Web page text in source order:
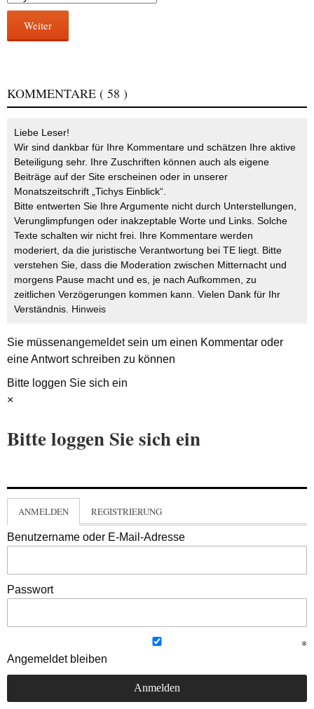
Weiter
KOMMENTARE ( 58 )
Liebe Leser!
Wir sind dankbar für Ihre Kommentare und schätzen Ihre aktive
Beteiligung sehr. Ihre Zuschriften können auch als eigene
Beiträge auf der Site erscheinen oder in unserer
Monatszeitschrift „Tichys Einblick“.
Bitte entwerten Sie Ihre Argumente nicht durch Unterstellungen,
Verunglimpfungen oder inakzeptable Worte und Links. Solche
Texte schalten wir nicht frei. Ihre Kommentare werden
moderiert, da die juristische Verantwortung bei TE liegt. Bitte
verstehen Sie, dass die Moderation zwischen Mitternacht und
morgens Pause macht und es, je nach Aufkommen, zu
zeitlichen Verzögerungen kommen kann. Vielen Dank für Ihr
Verständnis. Hinweis
Sie müssenangemeldetsein um einen Kommentar oder
eine Antwort schreiben zu können
Bitte loggen Sie sich ein
×
Bitte loggen Sie sich ein
ANMELDEN REGISTRIERUNG
Benutzername oder E-Mail-Adresse
Passwort
Angemeldet bleiben